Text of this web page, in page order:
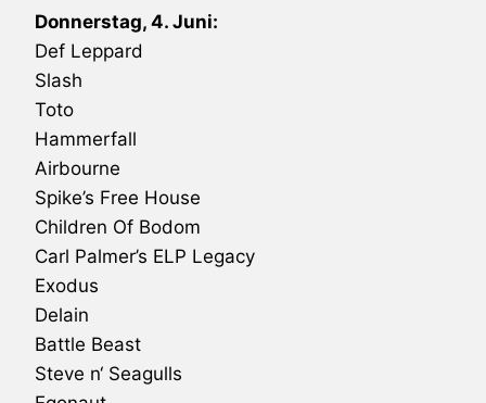
Donnerstag, 4. Juni:
Def Leppard
Slash
Toto
Hammerfall
Airbourne
Spike’s Free House
Children Of Bodom
Carl Palmer’s ELP Legacy
Exodus
Delain
Battle Beast
Steve n‘ Seagulls